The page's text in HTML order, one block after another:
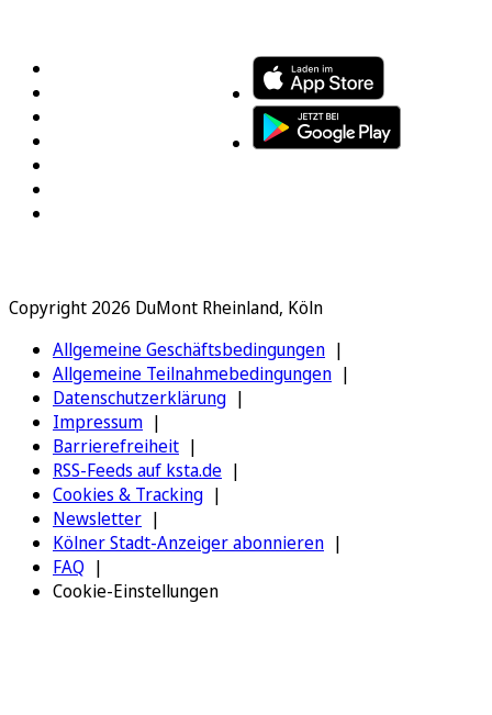
Copyright 2026 DuMont Rheinland, Köln
Allgemeine Geschäftsbedingungen
Allgemeine Teilnahmebedingungen
Datenschutzerklärung
Impressum
Barrierefreiheit
RSS-Feeds auf ksta.de
Cookies & Tracking
Newsletter
Kölner Stadt-Anzeiger abonnieren
FAQ
Cookie-Einstellungen